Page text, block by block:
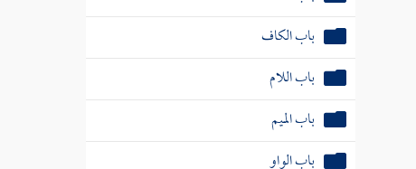
باب الكاف
باب اللام
باب الميم
باب الواو